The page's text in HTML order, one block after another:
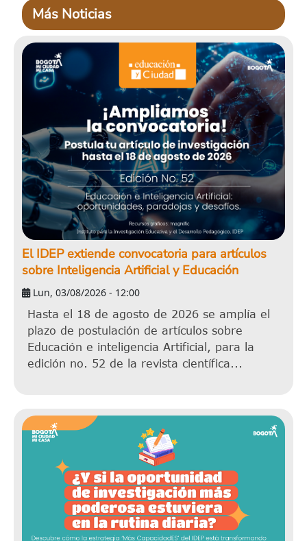
Más Noticias
El IDEP extiende convocatoria para artículos
sobre Inteligencia Artificial y Educación
Lun, 03/08/2026 - 12:00
Hasta el 18 de agosto de 2026 se amplía el
plazo de postulación de artículos sobre
Educación e inteligencia Artificial, para la
edición no. 52 de la revista científica...